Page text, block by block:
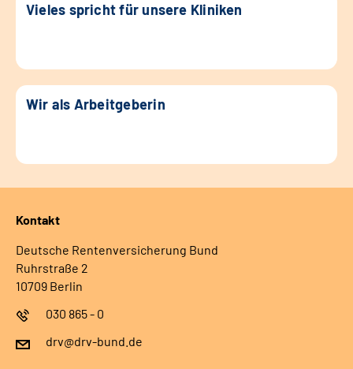
Vieles spricht für unsere Kliniken
Wir als Arbeitgeberin
Kontakt
Deutsche Rentenversicherung Bund
Ruhrstraße 2
10709 Berlin
030 865 - 0
drv@drv-bund.de